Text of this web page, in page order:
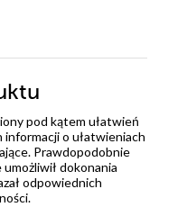
pod kątem ułatwień
o ułatwieniach
Prawdopodobnie
dokonania
odpowiednich